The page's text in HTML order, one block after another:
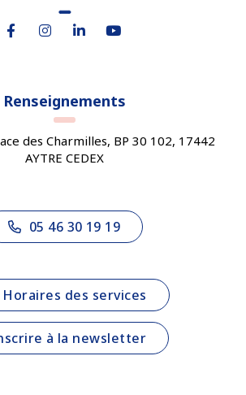
Lien vers le compte Facebook
Lien vers le compte Instagram
Lien vers le compte Linkedin
Lien vers la chaîne
Renseignements
des Charmilles, BP 30 102, 17442
AYTRE CEDEX
05 46 30 19 19
Horaires des services
à la newsletter